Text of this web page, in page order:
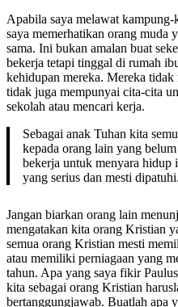
Apabila saya melawat
saya memerhatikan orang muda
sama. Ini bukan amalan buat
bekerja tetapi tinggal di rumah
kehidupan mereka. Mereka
tidak juga mempunyai cita-cita
sekolah atau mencari kerja.
Sebagai anak Tuhan kita
kepada orang lain yang
bekerja untuk menyara hidup
yang serius dan mesti dipatuhi.
Jangan biarkan orang lain
mengatakan kita orang Kristian
semua orang Kristian mesti
atau memiliki perniagaan yang
tahun. Apa yang saya fikir
kita sebagai orang Kristian
bertanggungjawab. Buatlah apa